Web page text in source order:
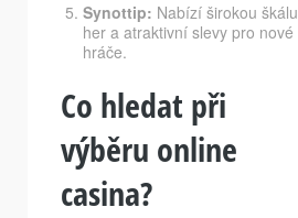
Synottip: Nabízí širokou škálu
her a atraktivní slevy pro nové
hráče.
Co hledat při
výběru online
casina?